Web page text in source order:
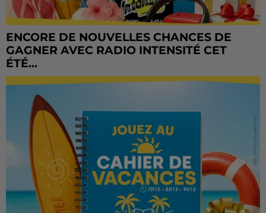
ENCORE DE NOUVELLES CHANCES DE
GAGNER AVEC RADIO INTENSITÉ CET
ÉTÉ...